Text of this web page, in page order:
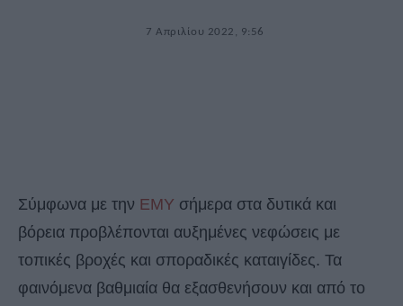
7 Απριλίου 2022, 9:56
Σύμφωνα με την ΕΜΥ σήμερα στα δυτικά και
βόρεια προβλέπονται αυξημένες νεφώσεις με
τοπικές βροχές και σποραδικές καταιγίδες. Τα
φαινόμενα βαθμιαία θα εξασθενήσουν και από το